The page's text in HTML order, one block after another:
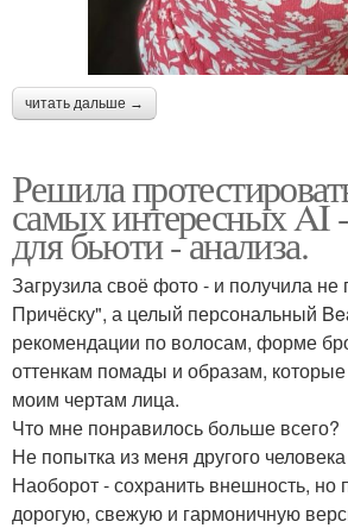
читать дальше →
Решила
самых интересных AI
для бьюти - анализа.
Загрузила своё фото - и получила
Причёску", а целый персональный
рекомендации по волосам, форме
оттенкам помады и образам,
моим чертам лица.
Что мне понравилось больше всего?
Не попытка из меня другого
Наоборот - сохранить внешность, но
дорогую, свежую и гармоничную